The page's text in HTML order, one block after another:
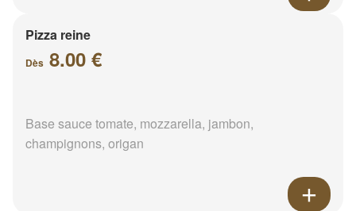
Pizza reine
Dès 8.00 €
Base sauce tomate, mozzarella, jambon,
champignons, origan